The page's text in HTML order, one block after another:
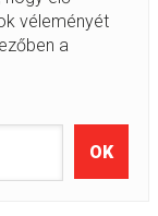
véleményét
a